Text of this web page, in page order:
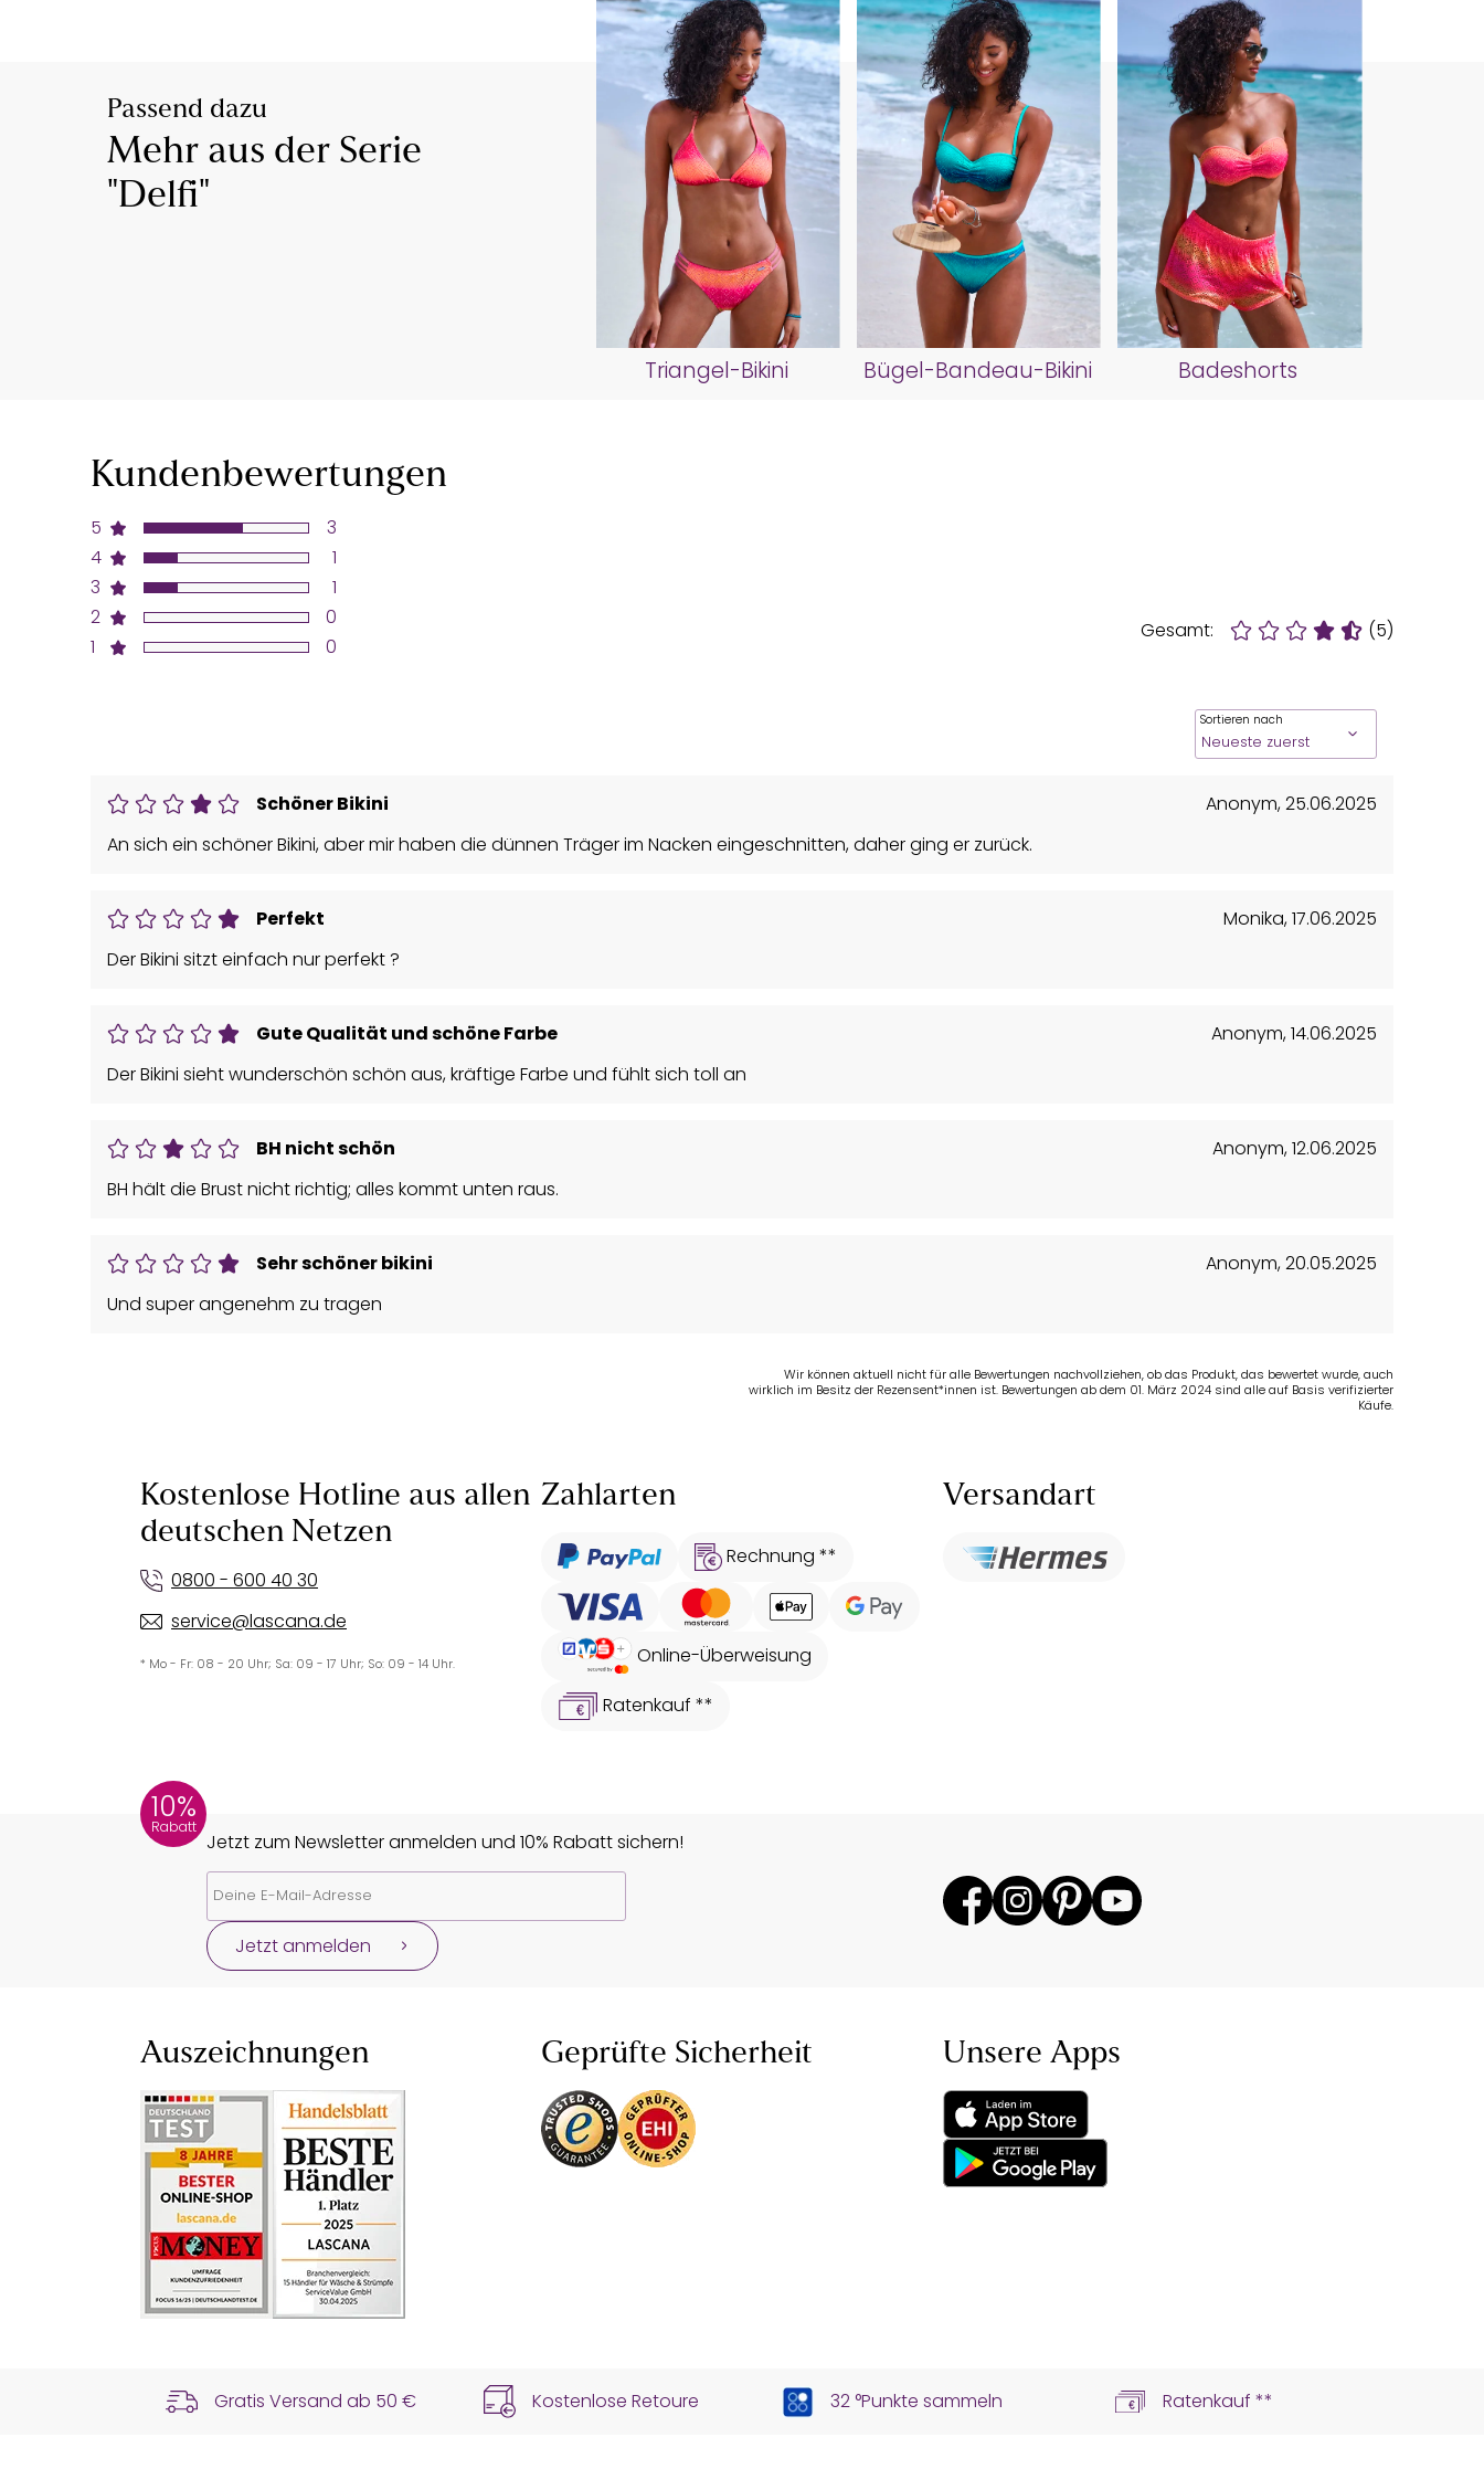
Passend dazu
Mehr aus der Serie
"Delfi"
Triangel-Bikini Bügel-Bandeau-Bikini Badeshorts
Kundenbewertungen
5
4
3
2
1
3
1
1
0
0
Gesamt: (5)
Sortieren nach
Schöner Bikini Anonym,25.06.2025
An sich ein schöner Bikini, aber mir haben die dünnen Träger im Nacken eingeschnitten, daher ging er zurück.
Perfekt Monika,17.06.2025
Der Bikini sitzt einfach nur perfekt ?
Gute Qualität und schöne Farbe Anonym,14.06.2025
Der Bikini sieht wunderschön schön aus, kräftige Farbe und fühlt sich toll an
BH nicht schön Anonym,12.06.2025
BH hält die Brust nicht richtig; alles kommt unten raus.
Sehr schöner bikini Anonym,20.05.2025
Und super angenehm zu tragen
Wir können aktuell nicht für alle Bewertungen nachvollziehen, ob das Produkt, das bewertet wurde, auch
wirklich im Besitz der Rezensent*innen ist. Bewertungen ab dem 01. März 2024 sind alle auf Basis verifizierter
Käufe.
Kostenlose Hotline aus allen
deutschen Netzen
0800 - 600 40 30
service@lascana.de
* Mo - Fr: 08 - 20 Uhr; Sa: 09 - 17 Uhr; So: 09 - 14 Uhr.
Zahlarten
Rechnung **
Online-Überweisung
Ratenkauf **
Versandart
10%
Rabatt
Jetzt zum Newsletter anmelden und 10% Rabatt sichern!
Jetzt anmelden
Auszeichnungen Geprüfte Sicherheit Unsere Apps
Gratis Versand ab 50 € Kostenlose Retoure 32 °Punkte sammeln Ratenkauf **